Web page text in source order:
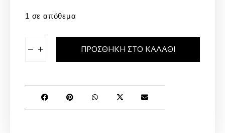
1 σε απόθεμα
− + ΠΡΟΣΘΉΚΗ ΣΤΟ ΚΑΛΆΘΙ